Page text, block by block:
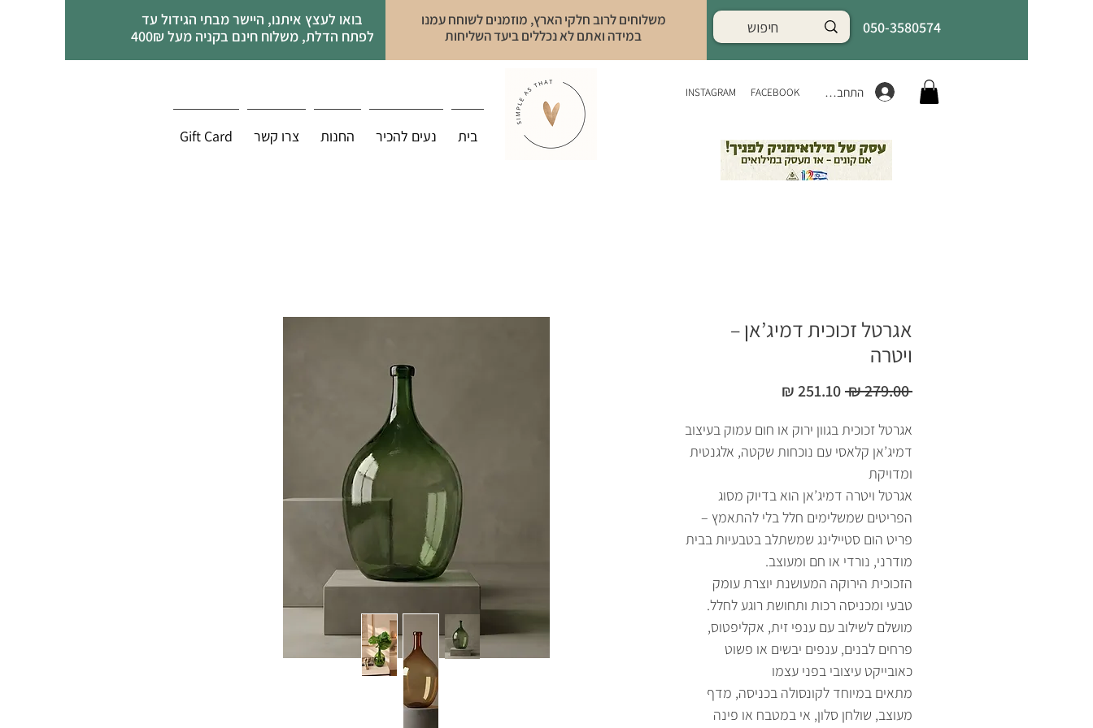
בואו לעצץ איתנו, היישר מבתי הגידול עד
לפתח הדלת, משלוח חינם בקניה מעל 400₪
משלוחים לרוב חלקי הארץ, מוזמנים לשוחח עמנו
במידה ואתם לא נכללים ביעד השליחות
050-3580574
בית נעים להכיר החנות צרו קשר Gift Card
INSTAGRAM FACEBOOK התחברות
אגרטל זכוכית דמיג’אן –
ויטרה
‏279.00 ‏₪
מחיר
אגרטל זכוכית בגוון ירוק או חום עמוק בעיצוב
דמיג’אן קלאסי עם נוכחות שקטה, אלגנטית
ומדויקת
אגרטל ויטרה דמיג’אן הוא בדיוק מסוג
הפריטים שמשלימים חלל בלי להתאמץ –
פריט הום סטיילינג שמשתלב בטבעיות בבית
מודרני, נורדי או חם ומעוצב.
הזכוכית הירוקה המעושנת יוצרת עומק
טבעי ומכניסה רכות ותחושת רוגע לחלל.
מושלם לשילוב עם ענפי זית, אקליפטוס,
פרחים לבנים, ענפים יבשים או פשוט
כאובייקט עיצובי בפני עצמו
מתאים במיוחד לקונסולה בכניסה, מדף
מעוצב, שולחן סלון, אי במטבח או פינה